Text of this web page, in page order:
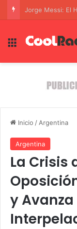
Menú
Inicio / Argentina
Argentina
La Crisis
y